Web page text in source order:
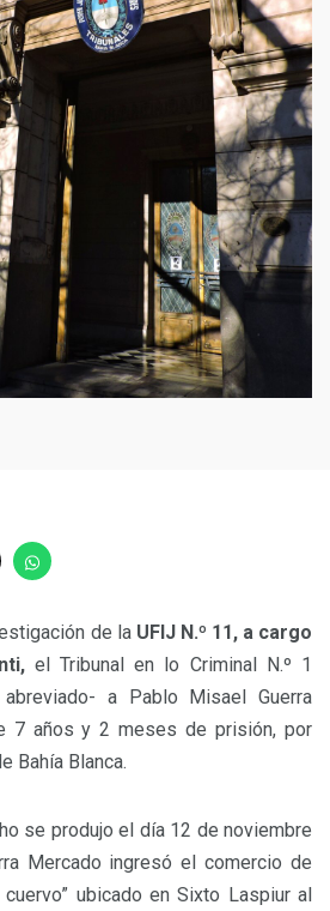
de la UFIJ N.º 11, a cargo
el Tribunal en lo Criminal N.º 1
a Pablo Misael Guerra
7 años y 2 meses de prisión, por
Bahía Blanca.
se produjo el día 12 de noviembre
Mercado ingresó el comercio de
ubicado en Sixto Laspiur al